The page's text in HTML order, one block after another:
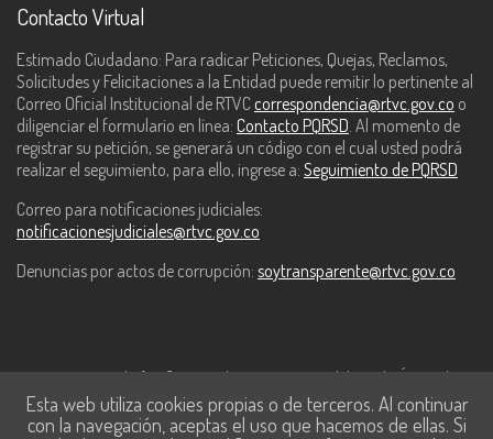
Contacto Virtual
Estimado Ciudadano: Para radicar Peticiones, Quejas, Reclamos,
Solicitudes y Felicitaciones a la Entidad puede remitir lo pertinente al
Correo Oficial Institucional de RTVC correspondencia@rtvc.gov.co o
diligenciar el formulario en línea: Contacto PQRSD . Al momento de
registrar su petición, se generará un código con el cual usted podrá
realizar el seguimiento, para ello, ingrese a: Seguimiento de PQRSD
Correo para notificaciones judiciales:
notificacionesjudiciales@rtvc.gov.co
Denuncias por actos de corrupción: soytransparente@rtvc.gov.co
Este contenido fue financiado con recursos del Fondo Único de
Tecnologías de la Información y las Comunicaciones de MinTic.
Esta web utiliza cookies propias o de terceros. Al continuar
con la navegación, aceptas el uso que hacemos de ellas. Si